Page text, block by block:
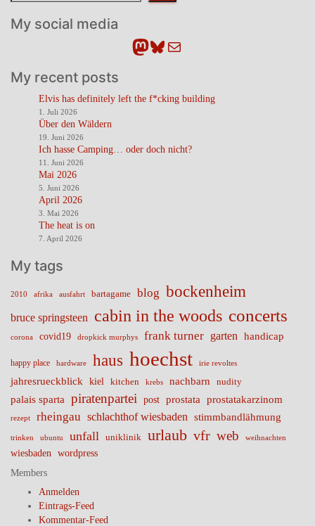
My social media
Mastodon
Bluesky
E-Mail
My recent posts
Elvis has definitely left the f*cking building
1. Juli 2026
Über den Wäldern
19. Juni 2026
Ich hasse Camping… oder doch nicht?
11. Juni 2026
Mai 2026
5. Juni 2026
April 2026
3. Mai 2026
The heat is on
7. April 2026
My tags
2010 afrika ausfahrt bartagame blog bockenheim
bruce springsteen cabin in the woods concerts
corona covid19 dropkick murphys frank turner garten handicap
happy place hardware haus hoechst irie revoltes
jahresrueckblick kiel kitchen krebs nachbarn nudity
palais sparta piratenpartei post prostata prostatakarzinom
rezept rheingau schlachthof wiesbaden stimmbandlähmung
trinken ubuntu unfall uniklinik urlaub vfr web weihnachten
wiesbaden
wordpress
Members
Anmelden
Eintrags-Feed
Kommentar-Feed